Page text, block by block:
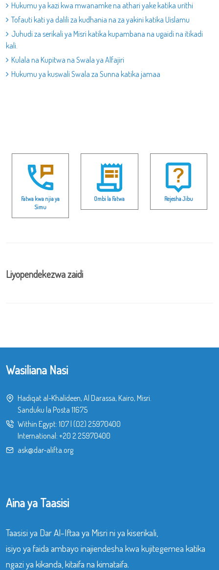
Hukumu ya kazi kwa mwanamke na athari yake katika urithi
Tofauti kati ya dalili za kudhania na za yakini katika Uislamu
Juhudi za serikali ya Misri katika kupambana na ugaidi na itikadi
kali.
Kulala na Kupitwa na Swala ya Alfajiri
Hukumu ya kuswali Swala za Sunna katika jamaa
Fatwa kwa njia ya
Simu
Ombi la Fatwa Rejesha Jibu
Liyopendekezwa zaidi
Wasiliana Nasi
Hadiqat al-Khalideen, Al Darassa, Kairo, Misri.
Sanduku la Posta 11675
Within Egypt: 107| (02) 25970400
International: +20 2 25970400
ask@dar-alifta.org
Aina ya Taasisi
Taasisi ya Dar Al-Iftaa ya Misri ni ya kiserikali,
isiyo ya faida ambayo inajiendesha kwa kujitegemea katika
ngazi ya kikanda, kitaifa na kimataifa.